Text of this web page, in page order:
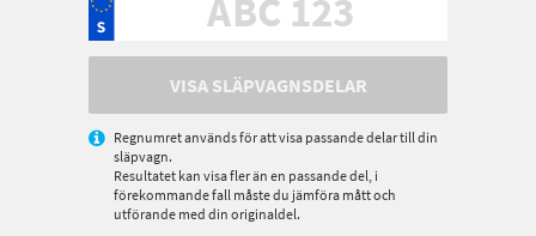
VISA SLÄPVAGNSDELAR
Regnumret används för att visa passande delar till din
släpvagn.
Resultatet kan visa fler än en passande del, i
förekommande fall måste du jämföra mått och
utförande med din originaldel.